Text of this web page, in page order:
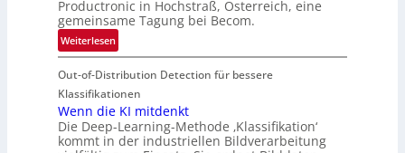
k
e
i
n
i
n
V
I
S
I
O
N
T
d
T
o
e
n
a
Productronic in Hochstraß, Österreich, eine
gemeinsame Tagung bei Becom.
Weiterlesen:
T
a
g
u
n
g
Out-of-Distribution Detection für bessere
Klassifikationen
Wenn die KI mitdenkt
Die Deep-Learning-Methode ‚Klassifikation‘
kommt in der industriellen Bildverarbeitung